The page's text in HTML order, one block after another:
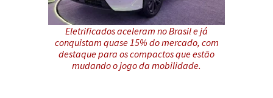
Eletrificados aceleram no Brasil e já
conquistam quase 15% do mercado, com
destaque para os compactos que estão
mudando o jogo da mobilidade.